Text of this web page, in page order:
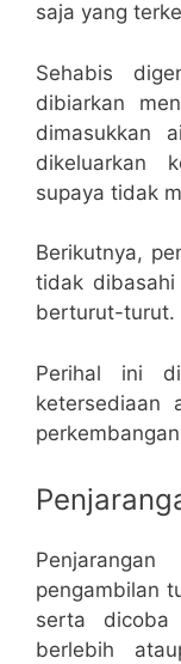
saja yang
Sehabis
dibiarkan
dimasukkan
dikeluarkan
supaya tidak
Berikutnya,
tidak
berturut-turut.
Perihal ini
ketersediaan
pengambilan
serta dicoba
berlebih